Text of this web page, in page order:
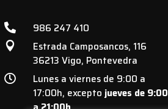
 986 247 410

Estrada Camposancos, 116
36213 Vigo, Pontevedra

Lunes a viernes de 9:00 a
17:00h, exceptojueves de 9:00